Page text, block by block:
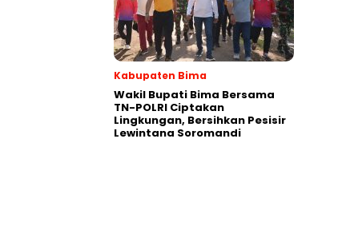
Kabupaten Bima
Wakil Bupati Bima Bersama
TN-POLRI Ciptakan
Lingkungan, Bersihkan Pesisir
Lewintana Soromandi